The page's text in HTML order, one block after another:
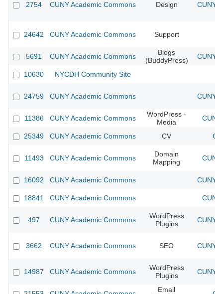
2754 CUNY Academic Commons Design CUNY
24642 CUNY Academic Commons Support
5691 CUNY Academic Commons
Blogs
(BuddyPress)
CUNY
10630 NYCDH Community Site
24759 CUNY Academic Commons CUNY
11386 CUNY Academic Commons
WordPress -
Media
25349 CUNY Academic Commons CV
11493 CUNY Academic Commons
Domain
Mapping
16092 CUNY Academic Commons CUNY
18841 CUNY Academic Commons
497 CUNY Academic Commons
WordPress
Plugins
CUNY
3662 CUNY Academic Commons SEO CUNY
14987 CUNY Academic Commons
WordPress
Plugins
CUNY
Email